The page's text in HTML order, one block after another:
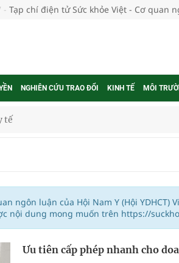
- Tạp chí điện tử Sức khỏe Việt - Cơ quan
NGHIÊN CỨU TRAO ĐỔI KINH TẾ MÔI
tế
trong phòng ngừa ung thư
Chống Đông Máu Của Các Loài Nhân
Phân Tử
ngôn luận của Hội Nam Y (Hội YDHCT)
nội dung mong muốn trên https://
Ưu tiên cấp phép nhanh cho